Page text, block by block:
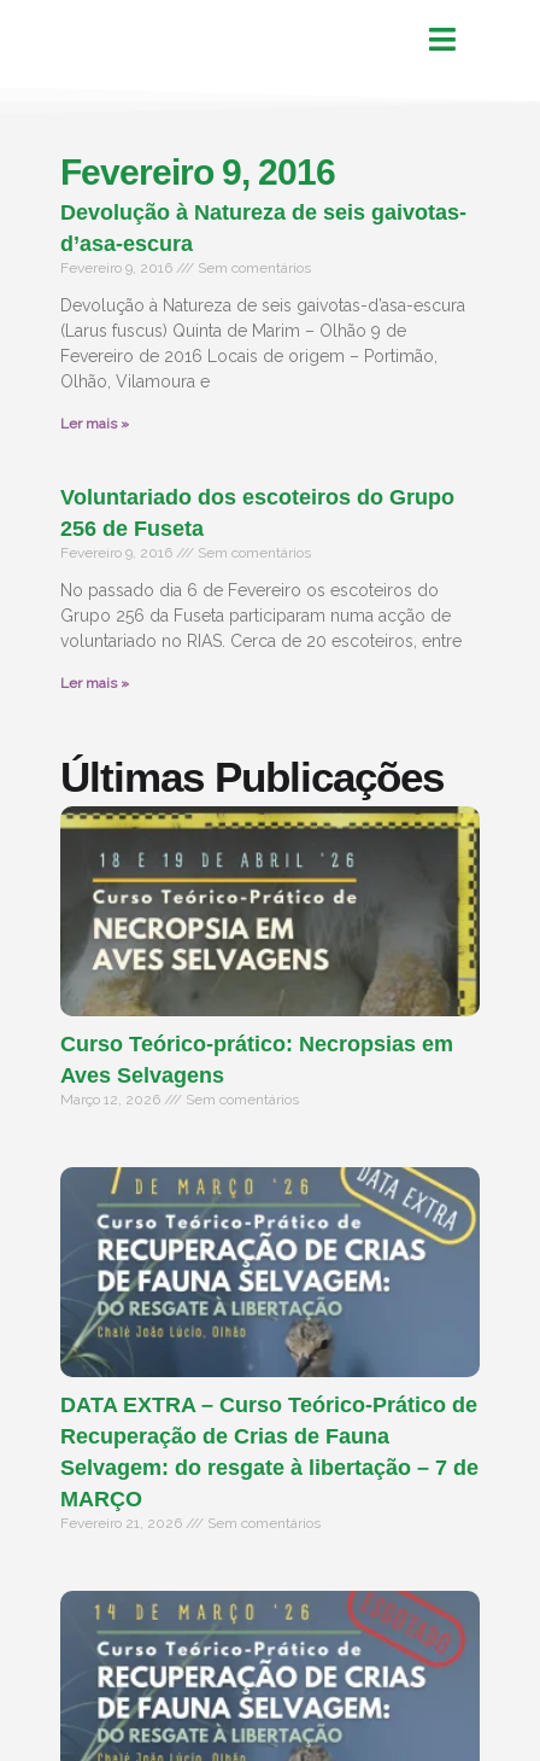
Fevereiro 9, 2016
Devolução à Natureza de seis gaivotas-
d’asa-escura
Fevereiro 9, 2016 Sem comentários
Devolução à Natureza de seis gaivotas-d’asa-escura
(Larus fuscus) Quinta de Marim – Olhão 9 de
Fevereiro de 2016 Locais de origem – Portimão,
Olhão, Vilamoura e
Ler mais »
Voluntariado dos escoteiros do Grupo
256 de Fuseta
Fevereiro 9, 2016 Sem comentários
No passado dia 6 de Fevereiro os escoteiros do
Grupo 256 da Fuseta participaram numa acção de
voluntariado no RIAS. Cerca de 20 escoteiros, entre
Ler mais »
Últimas Publicações
Curso Teórico-prático: Necropsias em
Aves Selvagens
Março 12, 2026 Sem comentários
DATA EXTRA – Curso Teórico-Prático de
Recuperação de Crias de Fauna
Selvagem: do resgate à libertação – 7 de
MARÇO
Fevereiro 21, 2026 Sem comentários